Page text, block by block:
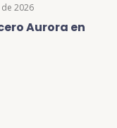
2026
Aurora en